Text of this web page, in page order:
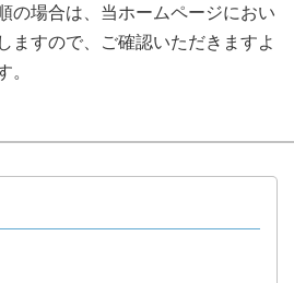
の場合は、当ホームページにおい
ますので、ご確認いただきますよ